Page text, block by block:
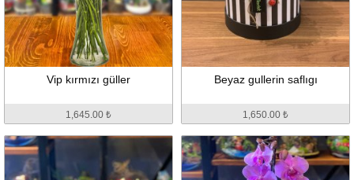
Vip kırmızı güller
1,645.00 ₺
Beyaz gullerin saflıgı
1,650.00 ₺